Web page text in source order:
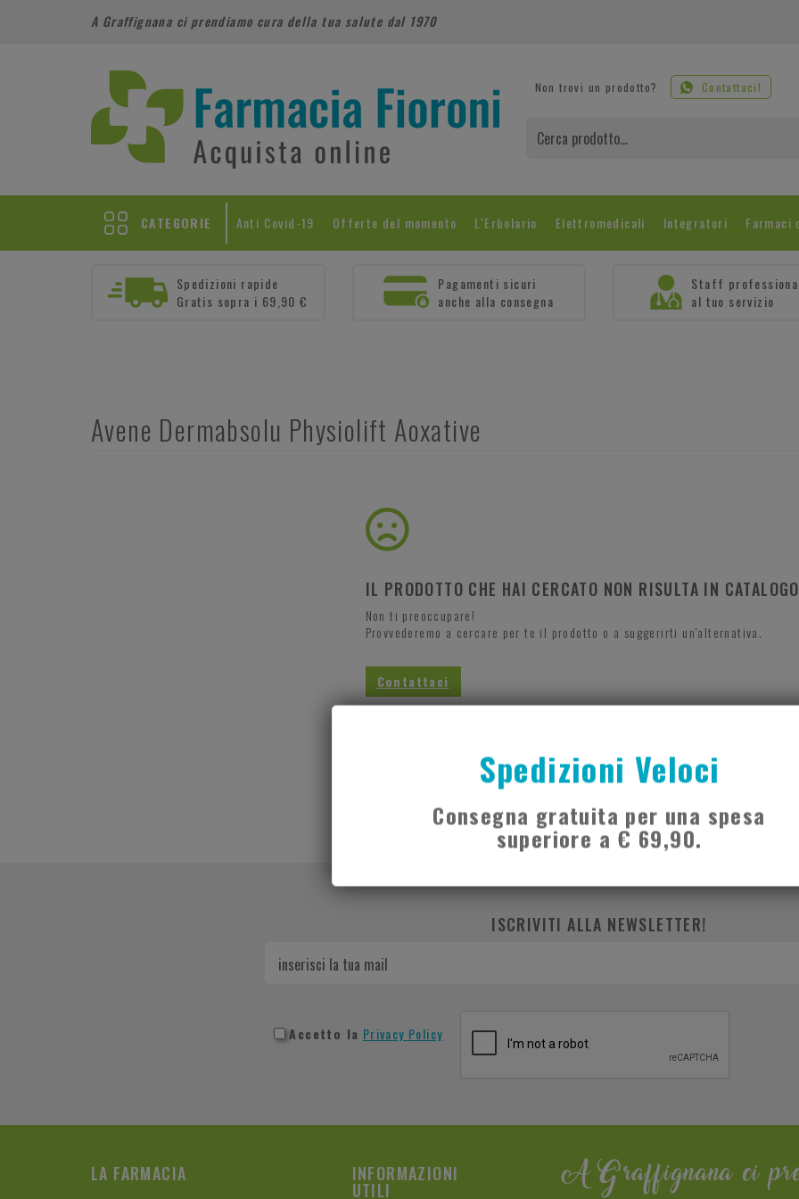
A Graffignana ci prendiamo cura della tua salute dal 1970
Non trovi un prodotto? Contattaci!
CATEGORIE Anti Covid-19 Offerte del momento L'Erbolario Elettromedicali Integratori Farmaci
Spedizioni rapide
Gratis sopra i 69,90 €
Pagamenti sicuri
anche alla consegna
Staff
al tuo servizio
Avene Dermabsolu Physiolift Aoxative
IL PRODOTTO CHE HAI CERCATO NON RISULTA IN
Non ti preoccupare!
Provvederemo a cercare per te il prodotto o a suggerirti un'alternativa.
Contattaci
Torna alla HomepageSpedizioni Veloci
Consegna gratuita per una spesa
superiore a € 69,90.
ISCRIVITI ALLA NEWSLETTER!
Accetto la Privacy Policy
A Graffignana ci
LA FARMACIA INFORMAZIONI
UTILI